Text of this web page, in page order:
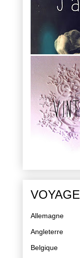
VOYAGE
Allemagne
Angleterre
Belgique